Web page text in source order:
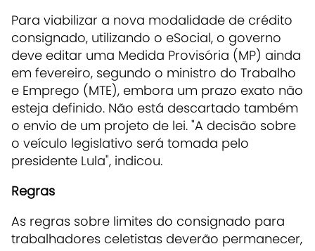
Para viabilizar a nova modalidade de crédito
consignado, utilizando o eSocial, o governo
deve editar uma Medida Provisória (MP) ainda
em fevereiro, segundo o ministro do Trabalho
e Emprego (MTE), embora um prazo exato não
esteja definido. Não está descartado também
o envio de um projeto de lei. "A decisão sobre
o veículo legislativo será tomada pelo
presidente Lula", indicou.
Regras
As regras sobre limites do consignado para
trabalhadores celetistas deverão permanecer,